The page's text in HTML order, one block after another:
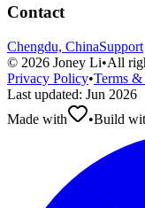
Contact
Chengdu, ChinaSupport
© 2026 Joney Li•All
Privacy Policy•Terms
Last updated: Jun 2026
Made with
•Build